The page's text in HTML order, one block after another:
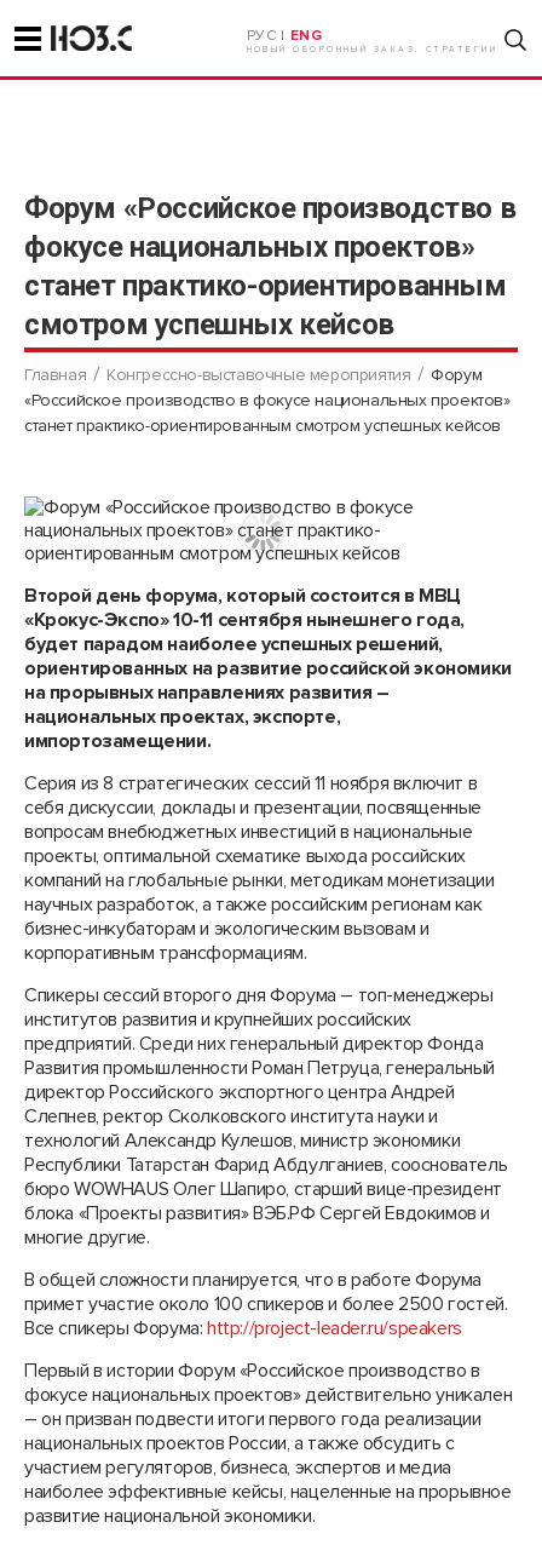
РУС | ENG
НОВЫЙ ОБОРОННЫЙ ЗАКАЗ. СТРАТЕГИИ
Форум «Российское производство в
фокусе национальных проектов»
станет практико-ориентированным
смотром успешных кейсов
Главная Конгрессно-выставочные мероприятия
Форум
«Российское производство в фокусе национальных проектов»
станет практико-ориентированным смотром успешных кейсов
Второй день форума, который состоится в МВЦ
«Крокус-Экспо» 10-11 сентября нынешнего года,
будет парадом наиболее успешных решений,
ориентированных на развитие российской экономики
на прорывных направлениях развития –
национальных проектах, экспорте,
импортозамещении.
Серия из 8 стратегических сессий 11 ноября включит в
себя дискуссии, доклады и презентации, посвященные
вопросам внебюджетных инвестиций в национальные
проекты, оптимальной схематике выхода российских
компаний на глобальные рынки, методикам монетизации
научных разработок, а также российским регионам как
бизнес-инкубаторам и экологическим вызовам и
корпоративным трансформациям.
Спикеры сессий второго дня Форума – топ-менеджеры
институтов развития и крупнейших российских
предприятий. Среди них генеральный директор Фонда
Развития промышленности Роман Петруца, генеральный
директор Российского экспортного центра Андрей
Слепнев, ректор Сколковского института науки и
технологий Александр Кулешов, министр экономики
Республики Татарстан Фарид Абдулганиев, сооснователь
бюро WOWHAUS Олег Шапиро, старший вице-президент
блока «Проекты развития» ВЭБ.РФ Сергей Евдокимов и
многие другие.
В общей сложности планируется, что в работе Форума
примет участие около 100 спикеров и более 2500 гостей.
Все спикеры Форума: http://project-leader.ru/speakers
Первый в истории Форум «Российское производство в
фокусе национальных проектов» действительно уникален
– он призван подвести итоги первого года реализации
национальных проектов России, а также обсудить с
участием регуляторов, бизнеса, экспертов и медиа
наиболее эффективные кейсы, нацеленные на прорывное
развитие национальной экономики.